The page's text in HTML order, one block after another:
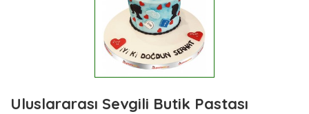
Uluslararası Sevgili Butik Pastası